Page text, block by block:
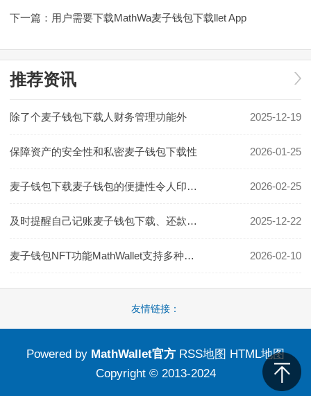
下一篇： 用户需要下载MathWa麦子钱包下载llet App
推荐资讯
除了个麦子钱包下载人财务管理功能外 2025-12-19
保障资产的安全性和私密麦子钱包下载性 2026-01-25
麦子钱包下载麦子钱包的便捷性令人印象深刻 2026-02-25
及时提醒自己记账麦子钱包下载、还款等重要事项 2025-12-22
麦子钱包NFT功能MathWallet支持多种数字资产存储 2026-02-10
友情链接：
Powered by MathWallet官方 RSS地图
HTML地图
Copyright © 2013-2024